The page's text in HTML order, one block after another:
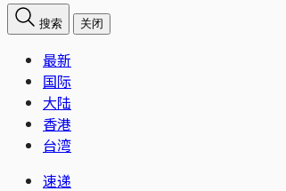
搜索 关闭
最新
国际
大陆
香港
台湾
速递